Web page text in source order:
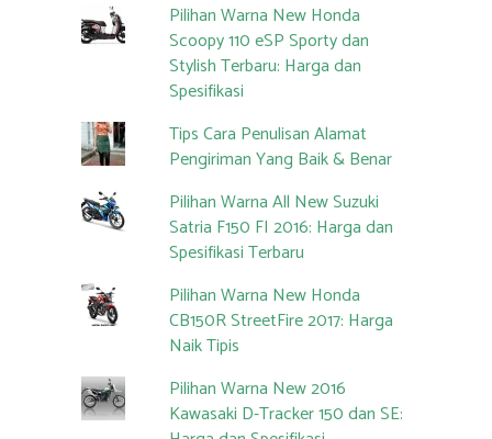
Pilihan Warna New Honda
Scoopy 110 eSP Sporty dan
Stylish Terbaru: Harga dan
Spesifikasi
Tips Cara Penulisan Alamat
Pengiriman Yang Baik & Benar
Pilihan Warna All New Suzuki
Satria F150 FI 2016: Harga dan
Spesifikasi Terbaru
Pilihan Warna New Honda
CB150R StreetFire 2017: Harga
Naik Tipis
Pilihan Warna New 2016
Kawasaki D-Tracker 150 dan SE: